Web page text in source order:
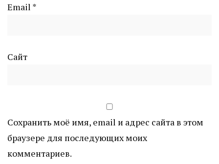
Email *
Сайт
Сохранить моё имя, email и адрес сайта в этом
браузере для последующих моих
комментариев.